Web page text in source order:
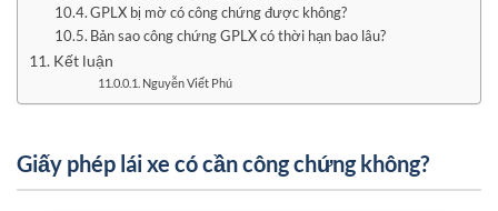
GPLX bị mờ có công chứng được không?
Bản sao công chứng GPLX có thời hạn bao lâu?
Kết luận
Nguyễn Viết Phú
Giấy phép lái xe có cần công chứng không?